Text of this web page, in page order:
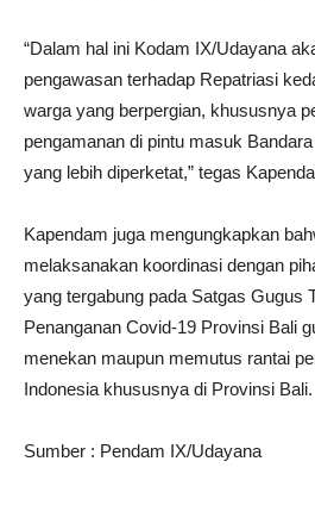
“Dalam hal ini Kodam IX/Udayana
pengawasan terhadap Repatriasi
warga yang berpergian, khususnya
pengamanan di pintu masuk
yang lebih diperketat,” tegas
Kapendam juga mengungkapkan
melaksanakan koordinasi dengan
yang tergabung pada Satgas Gugus
Penanganan Covid-19 Provinsi Bali
menekan maupun memutus rantai
Indonesia khususnya di Provinsi Bali.
Sumber : Pendam IX/Udayana